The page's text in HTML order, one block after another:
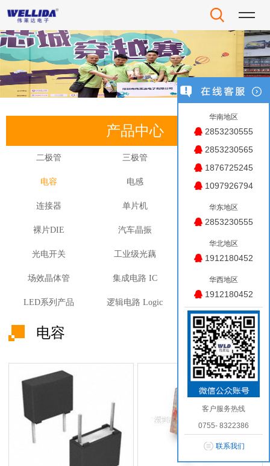
产品中心
二极管 三极管
电容 电感 晶振
连接器 单片机 MOS管
裸片DIE 汽车晶振
光电开关 工业级光藕 光电耦合器
场效晶体管 集成电路 IC MOSFET裸片
LED系列产品 逻辑电路 Logic
电容
华南地区
2853230555
2853230565
1876725245
1097926794
华东地区
2853230555
华北地区
1912180452
华西地区
1912180452
客户服务热线
0755- 8322386
联系我们